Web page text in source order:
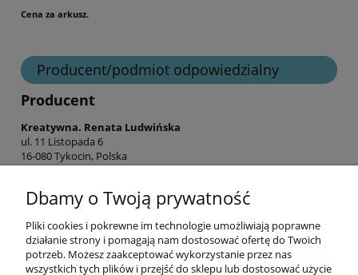
Cena za arkusz.
Producent/podmiot odpowiedzialny
Producent
Kreatywna. Renata Ludwińska
ul. 11 Listopada 6
16-080 Tykocin, Polska
Informacje
Dbamy o Twoją prywatność
Pliki cookies i pokrewne im technologie umożliwiają poprawne
działanie strony i pomagają nam dostosować ofertę do Twoich
potrzeb. Możesz zaakceptować wykorzystanie przez nas
wszystkich tych plików i przejść do sklepu lub dostosować użycie